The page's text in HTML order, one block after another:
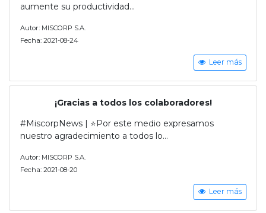
aumente su productividad...
Autor: MISCORP S.A.
Fecha: 2021-08-24
Leer más
¡Gracias a todos los colaboradores!
#MiscorpNews | ⭐Por este medio expresamos
nuestro agradecimiento a todos lo...
Autor: MISCORP S.A.
Fecha: 2021-08-20
Leer más